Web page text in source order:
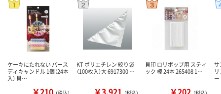
ケーキにたれない バース
ディキャンドル 1個（24本
入） 貝…
￥210
KT ポリエチレン 絞り袋
（100枚入）大 6917300 …
￥3,921
貝印 ロリポップ用 スティ
ック 棒 24本 265408 1…
￥202
サ